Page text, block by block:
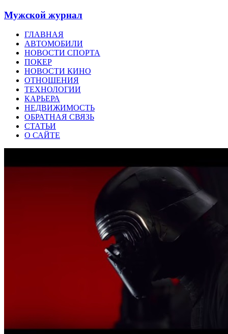
Мужской журнал
ГЛАВНАЯ
АВТОМОБИЛИ
НОВОСТИ СПОРТА
ПОКЕР
НОВОСТИ КИНО
ОТНОШЕНИЯ
ТЕХНОЛОГИИ
КАРЬЕРА
НЕДВИЖИМОСТЬ
ОБРАТНАЯ СВЯЗЬ
СТАТЬИ
О САЙТЕ